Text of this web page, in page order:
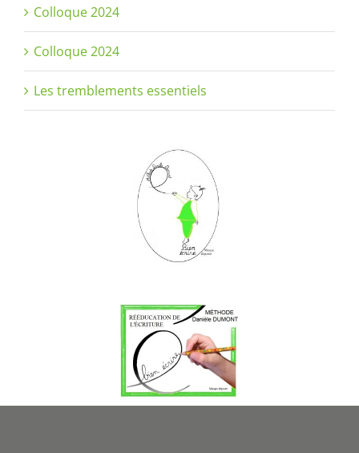
Colloque 2024
Colloque 2024
Les tremblements essentiels